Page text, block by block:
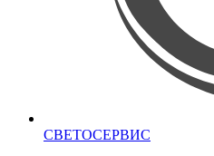
СВЕТОСЕРВИС